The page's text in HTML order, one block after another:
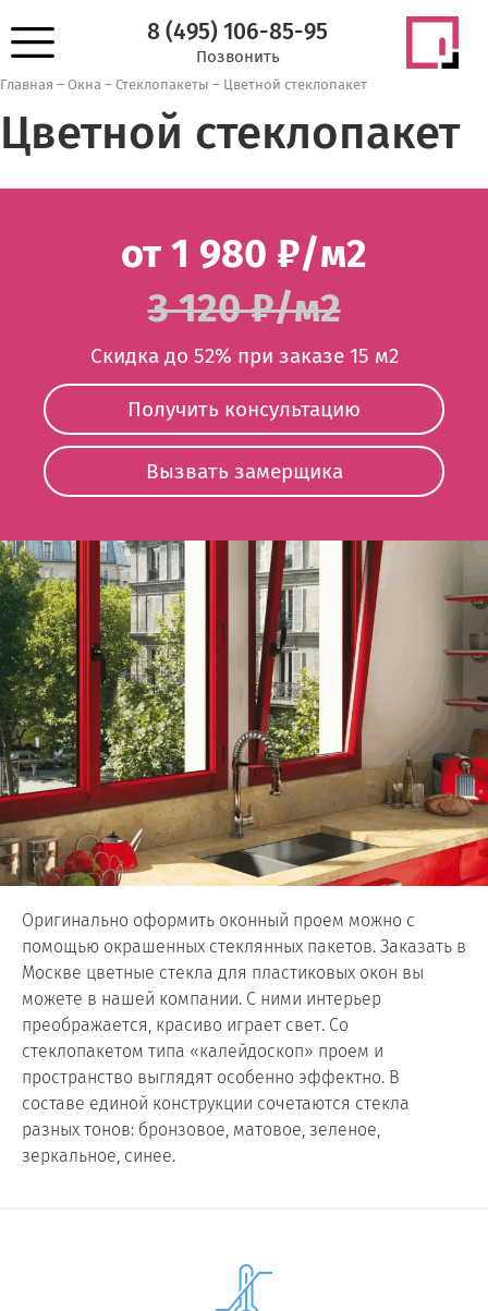
8 (495) 106-85-95
Позвонить
Главная – Окна – Стеклопакеты – Цветной стеклопакет
Цветной стеклопакет
от 1 980 ₽/м2
3 120 ₽/м2
Скидка до 52% при заказе 15 м2
Получить консультацию
Вызвать замерщика
Оригинально оформить оконный проем можно с
помощью окрашенных стеклянных пакетов. Заказать в
Москве цветные стекла для пластиковых окон вы
можете в нашей компании. С ними интерьер
преображается, красиво играет свет. Со
стеклопакетом типа «калейдоскоп» проем и
пространство выглядят особенно эффектно. В
составе единой конструкции сочетаются стекла
разных тонов: бронзовое, матовое, зеленое,
зеркальное, синее.